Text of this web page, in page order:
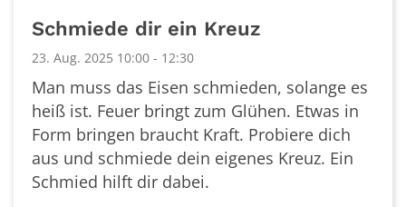
Schmiede dir ein Kreuz
23. Aug. 2025 10:00 - 12:30
Man muss das Eisen schmieden, solange es
heiß ist. Feuer bringt zum Glühen. Etwas in
Form bringen braucht Kraft. Probiere dich
aus und schmiede dein eigenes Kreuz. Ein
Schmied hilft dir dabei.